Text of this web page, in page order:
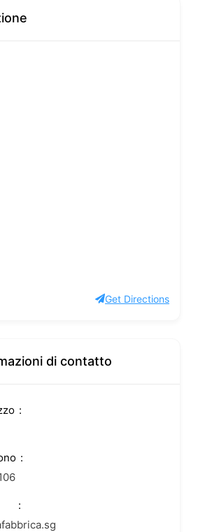
Get Directions
di contatto